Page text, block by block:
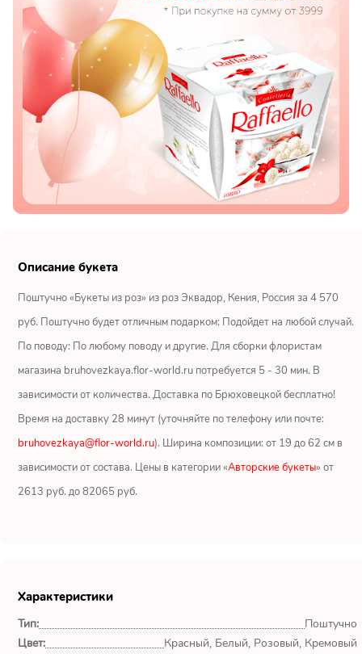
Подсолнухи
Лизиантусы
Хризантемы
Лилии
Орхидеи
Ромашки
Альстромерии
Герберы
Показать еще
обл.
Описание букета
Поштучно «Букеты из роз» из роз Эквадор, Кения, Россия за 4 570
руб. Поштучно будет отличным подарком: Подойдет на любой случай.
По поводу: По любому поводу и другие. Для сборки флористам
магазина bruhovezkaya.flor-world.ru потребуется 5 - 30 мин. В
зависимости от количества. Доставка по Брюховецкой бесплатно!
Время на доставку 28 минут (уточняйте по телефону или почте:
bruhovezkaya@flor-world.ru). Ширина композиции: от 19 до 62 см в
зависимости от состава. Цены в категории «Авторские букеты» от
2613 руб. до 82065 руб.
Характеристики
Тип:
Поштучно
Цвет:
Красный, Белый, Розовый, Кремовый